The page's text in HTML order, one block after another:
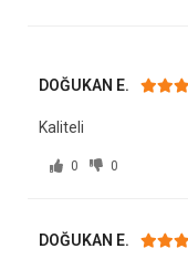
DOĞUKAN E.
Kaliteli
0 0
DOĞUKAN E.